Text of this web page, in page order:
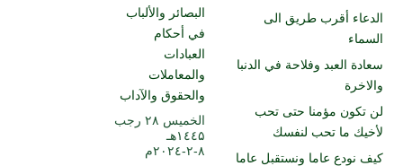
الدعاء أقرب طريق الى
السماء
سعادة العبد وفلاحة في الدنبا
والاخرة
لن تكون مؤمنا حتى تحب
لأخيك ما تحب لنفسك
كيف نودع عاما ونستقبل عاما
البصائر والألباب
في أحكام
العبادات
والمعاملات
والحقوق والآداب
الخميس ۲۸ رجب
۱٤٤۵هـ
۸-۲-۲۰۲٤م